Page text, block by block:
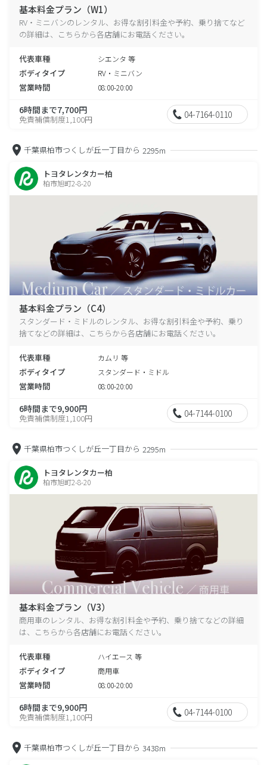
基本料金プラン（W1）
RV・ミニバンのレンタル、お得な割引料金や予約、乗り捨てなど
の詳細は、こちらから各店舗にお電話ください。
代表車種 シエンタ 等
ボディタイプ RV・ミニバン
営業時間 08:00-20:00
6時間まで7,700円
免責補償制度1,100円 04-7164-0110
千葉県柏市つくしが丘一丁目から 2295m
トヨタレンタカー柏
柏市旭町2-8-20
基本料金プラン（C4）
スタンダード・ミドルのレンタル、お得な割引料金や予約、乗り
捨てなどの詳細は、こちらから各店舗にお電話ください。
代表車種 カムリ 等
ボディタイプ スタンダード・ミドル
営業時間 08:00-20:00
6時間まで9,900円
免責補償制度1,100円 04-7144-0100
千葉県柏市つくしが丘一丁目から 2295m
トヨタレンタカー柏
柏市旭町2-8-20
基本料金プラン（V3）
商用車のレンタル、お得な割引料金や予約、乗り捨てなどの詳細
は、こちらから各店舗にお電話ください。
代表車種 ハイエース 等
ボディタイプ 商用車
営業時間 08:00-20:00
6時間まで9,900円
免責補償制度1,100円 04-7144-0100
千葉県柏市つくしが丘一丁目から 3438m